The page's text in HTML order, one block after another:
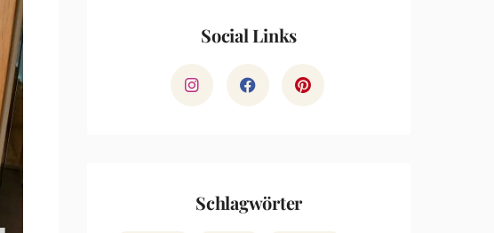
Social Links
Schlagwörter